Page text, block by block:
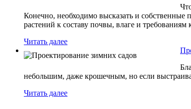
Конечно, необходимо высказать и
растений к составу почвы, влаге и
Читать далее
небольшим, даже крошечным, но если
Читать далее